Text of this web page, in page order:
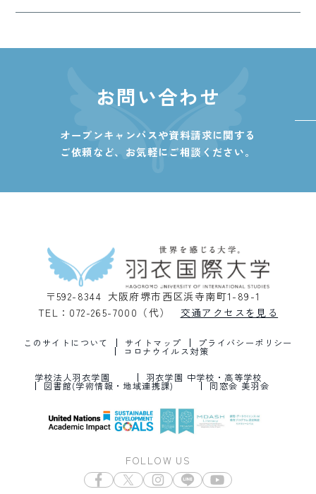
お問い合わせ
オープンキャンパスや資料請求に関する
ご依頼など、 お気軽にご相談ください。
〒592-8344 大阪府堺市西区浜寺南町1-89-1
TEL：072-265-7000（代）
交通アクセスを見る
このサイトについて サイトマップ プライバシーポリシー
コロナウイルス対策
学校法人羽衣学園 羽衣学園 中学校・高等学校
図書館(学術情報・地域連携課) 同窓会 美羽会
FOLLOW US